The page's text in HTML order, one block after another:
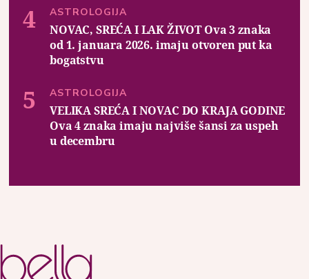
ASTROLOGIJA
NOVAC, SREĆA I LAK ŽIVOT Ova 3 znaka
od 1. januara 2026. imaju otvoren put ka
bogatstvu
ASTROLOGIJA
VELIKA SREĆA I NOVAC DO KRAJA GODINE
Ova 4 znaka imaju najviše šansi za uspeh
u decembru